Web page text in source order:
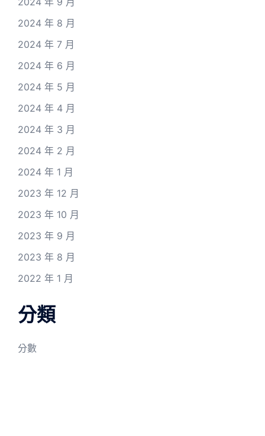
2024 年 8 月
2024 年 7 月
2024 年 6 月
2024 年 5 月
2024 年 4 月
2024 年 3 月
2024 年 2 月
2024 年 1 月
2023 年 12 月
2023 年 10 月
2023 年 9 月
2023 年 8 月
2022 年 1 月
分類
分數